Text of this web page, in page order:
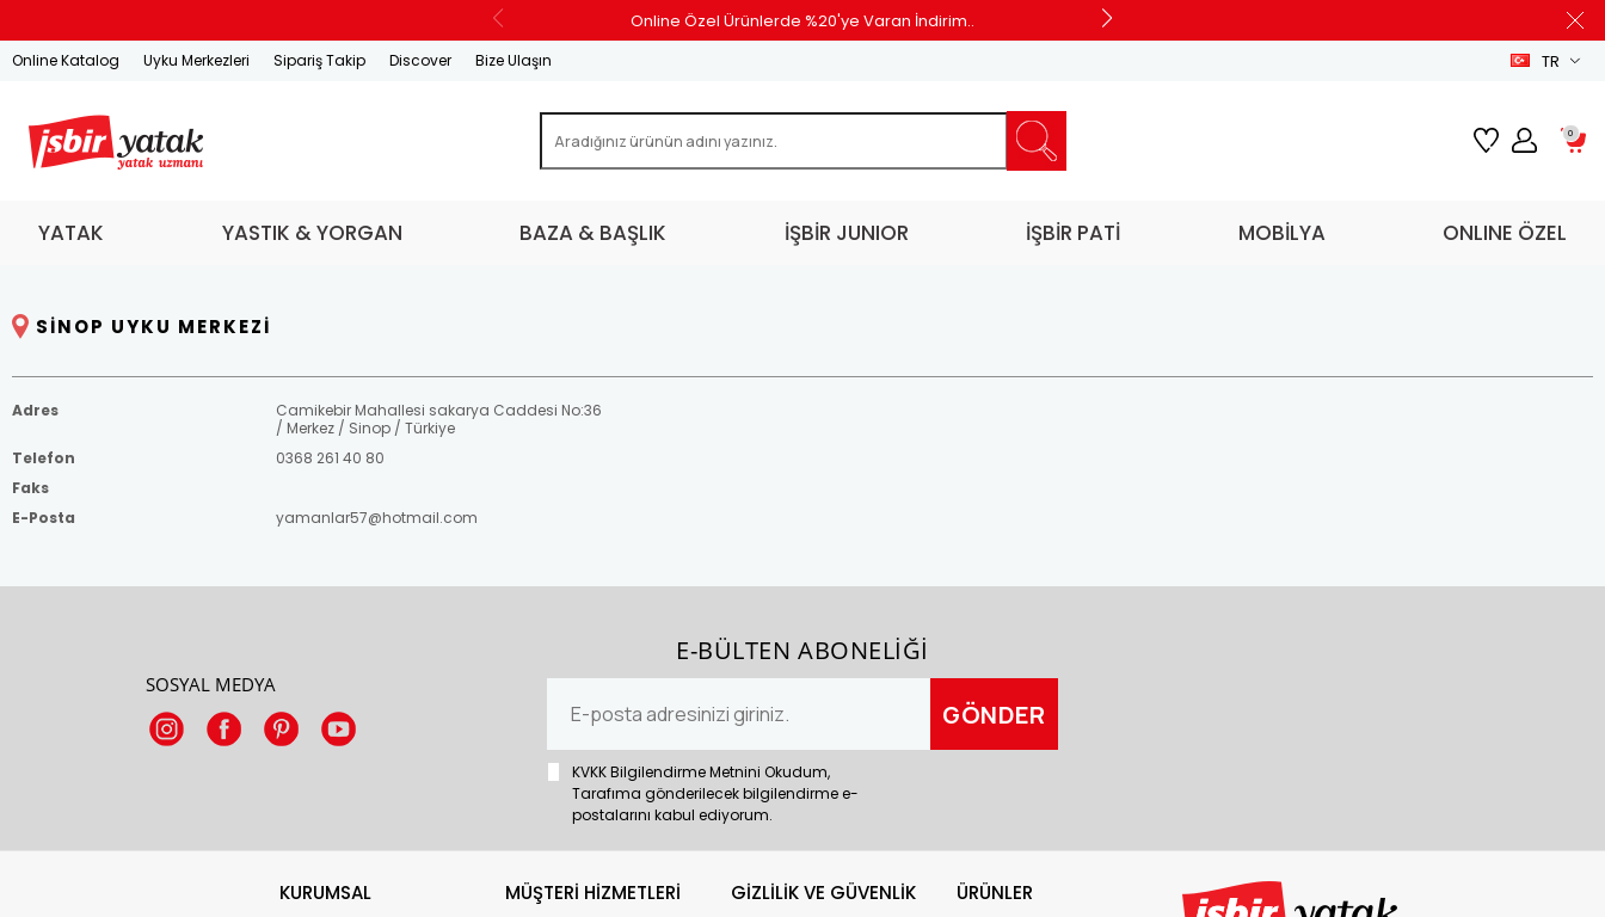
Online Özel Ürünlerde %20'ye Varan İndirim..
Online Katalog Uyku Merkezleri Sipariş Takip Discover Bize Ulaşın TR
0
YATAK YASTIK & YORGAN BAZA & BAŞLIK İŞBİR JUNIOR İŞBİR PATİ MOBİLYA ONLINE ÖZEL
SINOP UYKU MERKEZI
Adres
Camikebir Mahallesi sakarya Caddesi No:36
/ Merkez / Sinop / Türkiye
Telefon
0368 261 40 80
Faks
E-Posta
yamanlar57@hotmail.com
SOSYAL MEDYA
E-BÜLTEN ABONELİĞİ
KVKK Bilgilendirme Metnini Okudum,
Tarafıma gönderilecek bilgilendirme e-
postalarını kabul ediyorum.
KURUMSAL MÜŞTERI HIZMETLERI GIZLILIK VE GÜVENLIK ÜRÜNLER